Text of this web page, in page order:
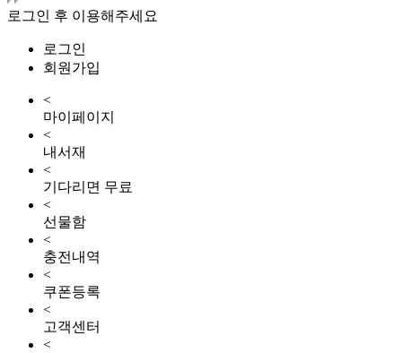
로그인 후 이용해주세요
로그인
회원가입
<
마이페이지
<
내서재
<
기다리면 무료
<
선물함
<
충전내역
<
쿠폰등록
<
고객센터
<